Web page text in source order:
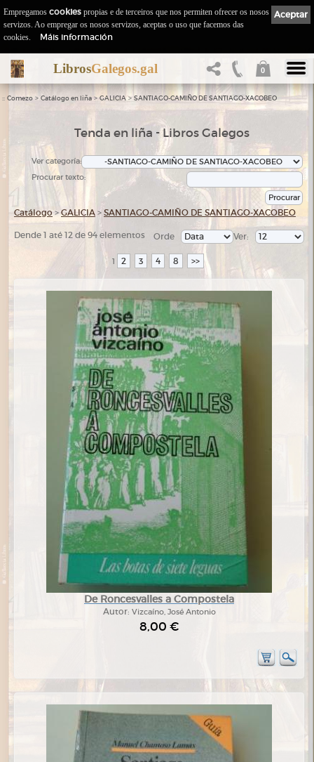
LibrosGalegos.gal 0
:: Comezo > Catálogo en liña > GALICIA> SANTIAGO-CAMIÑO DE SANTIAGO-XACOBEO
Tenda en liña - Libros Galegos
Ver categoría:
Procurar texto:
Catálogo >GALICIA > SANTIAGO-CAMIÑO DE SANTIAGO-XACOBEO
Dende 1 até 12 de 94 elementos Ver:
Orde
1 2 3 4 8 >>
De Roncesvalles a Compostela
Autor: Vizcaíno, José Antonio
8,00 €
Aceptar
Empregamos cookies propias e de terceiros que nos permiten ofrecer os nosos
servizos. Ao empregar os nosos servizos, aceptas o uso que facemos das
cookies.
Máis información